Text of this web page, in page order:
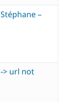
–
> url not